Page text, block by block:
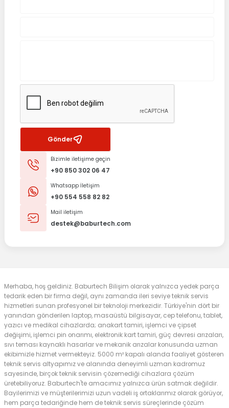
Gönder
Bizimle iletişime geçin
+90 850 302 06 47
Whatsapp İletişim
+90 554 558 82 82
Mail iletişim
destek@baburtech.com
Merhaba, hoş geldiniz. Baburtech Bilişim olarak yalnızca yedek parça
tedarik eden bir firma değil, aynı zamanda ileri seviye teknik servis
hizmetleri sunan profesyonel bir teknoloji merkezidir. Türkiye'nin dört bir
yanından gönderilen laptop, masaüstü bilgisayar, cep telefonu, tablet,
yazıcı ve medikal cihazlarda; anakart tamiri, işlemci ve çipset
değişimi, işlemci pin onarımı, elektronik kart tamiri, güç devresi arızaları,
sıvı teması kaynaklı hasarlar ve mekanik arızalar konusunda uzman
ekibimizle hizmet vermekteyiz. 5000 m² kapalı alanda faaliyet gösteren
teknik servis altyapımız ve alanında deneyimli uzman kadromuz
sayesinde, birçok teknik servisin çözemediği cihazlara çözüm
üretebiliyoruz. Baburtech'te amacımız yalnızca ürün satmak değildir.
Bayilerimizi ve müşterilerimizi uzun vadeli iş ortaklarımız olarak görüyor,
hem parça tedariğinde hem de teknik servis süreçlerinde çözüm